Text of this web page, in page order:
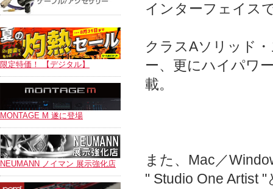
限定特価！ 【デジタル】
MONTAGE M 遂に登場
NEUMANN ノイマン 展示強化店
インターフェイス
クラスAソリッド
ー、更にハイパワ
載。
また、Mac／
" Studio One Artist